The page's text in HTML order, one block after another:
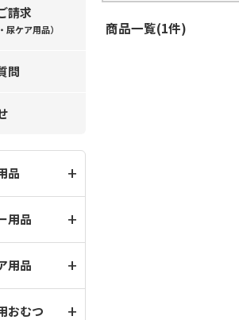
請求
尿ケア用品）
問
品
用品
用品
おむつ
商品一覧(1件)